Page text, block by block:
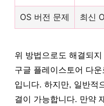
OS 버전 문제 최신
위 방법으로도 해결되
구글 플레이스토어 다
입니다. 하지만, 일반적
결이 가능합니다. 만약